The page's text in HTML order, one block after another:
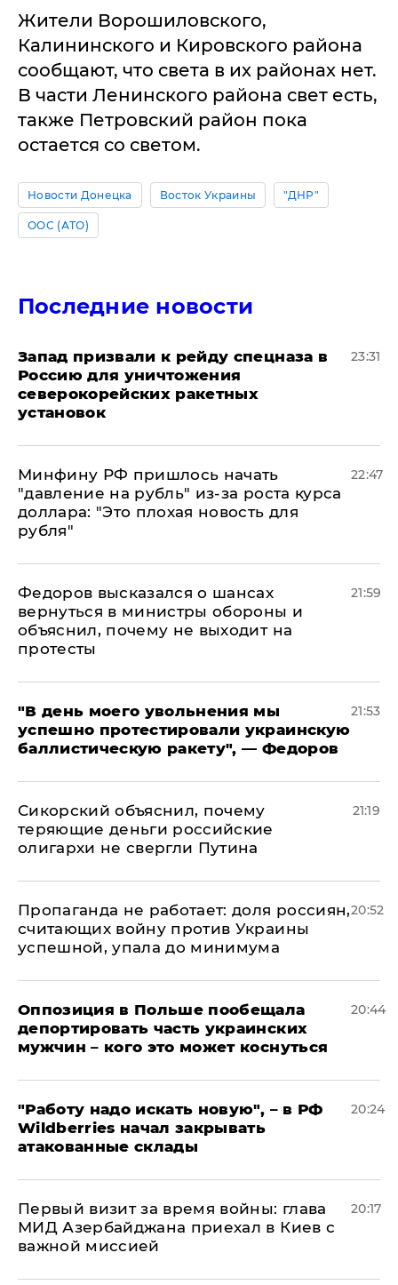
Жители Ворошиловского,
Калининского и Кировского района
сообщают, что света в их районах нет.
В части Ленинского района свет есть,
также Петровский район пока
остается со светом.
Новости Донецка Восток Украины "ДНР"
ООС (АТО)
Последние новости
Запад призвали к рейду спецназа в
Россию для уничтожения
северокорейских ракетных
установок
23:31
Минфину РФ пришлось начать
"давление на рубль" из-за роста курса
доллара: "Это плохая новость для
рубля"
22:47
Федоров высказался о шансах
вернуться в министры обороны и
объяснил, почему не выходит на
протесты
21:59
​"В день моего увольнения мы
успешно протестировали украинскую
баллистическую ракету", — Федоров
21:53
Сикорский объяснил, почему
теряющие деньги российские
олигархи не свергли Путина
21:19
​Пропаганда не работает: доля россиян,
считающих войну против Украины
успешной, упала до минимума
20:52
Оппозиция в Польше пообещала
депортировать часть украинских
мужчин – кого это может коснуться
20:44
"Работу надо искать новую", – в РФ
Wildberries начал закрывать
атакованные склады
20:24
Первый визит за время войны: глава
МИД Азербайджана приехал в Киев с
важной миссией
20:17